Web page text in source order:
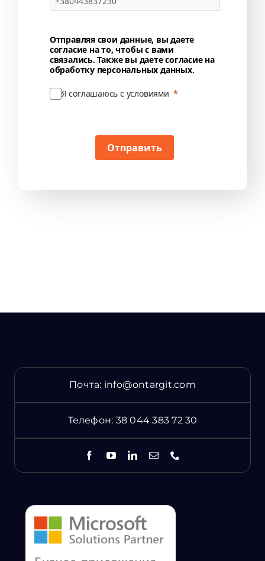
Отправляя свои данные, вы даете
согласие на то, чтобы с вами
связались. Также вы даете согласие на
обработку персональных данных.
Я соглашаюсь с условиями
Отправить
Почта: info@ontargit.com
Телефон: 38 044 383 72 30